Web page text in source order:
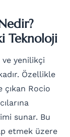
Teknoloji
yenilikçi
Özellikle
Rocio
sunar. Bu
etmek üzere